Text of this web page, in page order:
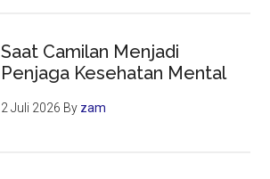
Saat Camilan Menjadi
Penjaga Kesehatan Mental
2 Juli 2026 By zam